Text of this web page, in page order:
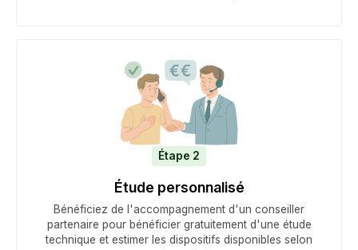
Étape 2
Étude personnalisé
Bénéficiez de l'accompagnement d'un conseiller
partenaire pour bénéficier gratuitement d'une étude
technique et estimer les dispositifs disponibles selon